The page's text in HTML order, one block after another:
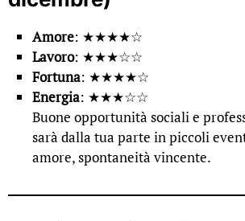
Amore: ★★★★☆
Lavoro: ★★★☆☆
Fortuna: ★★★★☆
Energia: ★★★☆☆
Buone opportunità sociali e
sarà dalla tua parte in piccoli
amore, spontaneità vincente.